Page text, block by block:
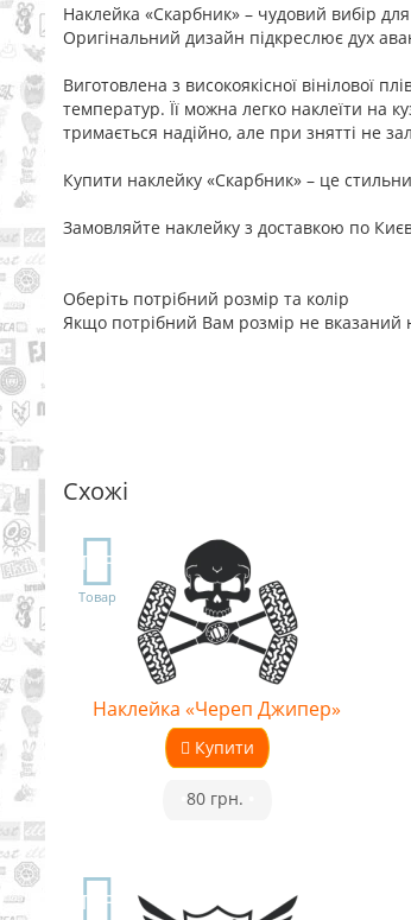
Наклейка «Скарбник» – чудовий вибір
Оригінальний дизайн підкреслює дух
Виготовлена з високоякісної вінілової
температур. Її можна легко наклеїти на
тримається надійно, але при знятті не
Купити наклейку «Скарбник» – це
Замовляйте наклейку з доставкою по
Оберіть потрібний розмір та колір
Якщо потрібний Вам розмір не вказаний
Схожі
TOP
Товар
Наклейка «Череп Джипер»
Купити
80 грн.
TOP